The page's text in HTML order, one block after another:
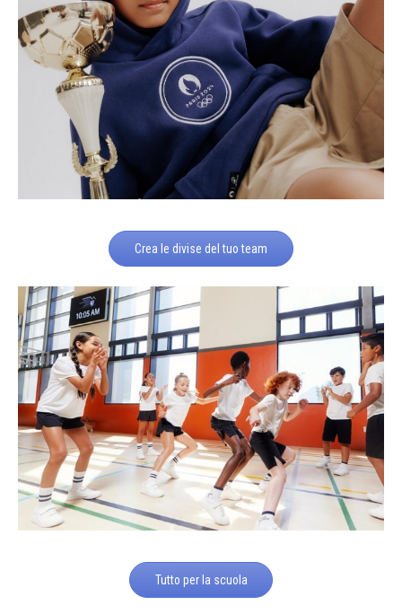
Crea le divise del tuo team
Tutto per la scuola